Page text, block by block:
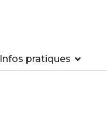
Infos pratiques